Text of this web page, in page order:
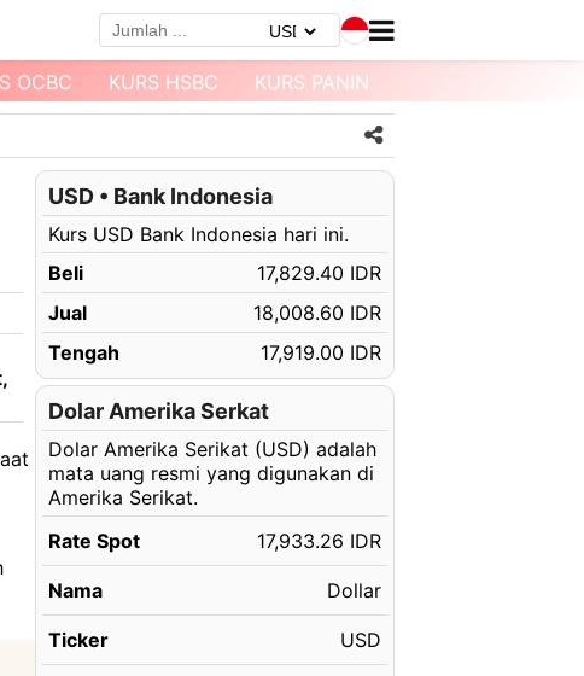
OCBC KURS HSBC KURS PANIN
USD • Bank Indonesia
Kurs USD Bank Indonesia hari ini.
Beli
17,829.40 IDR
Jual
18,008.60 IDR
Tengah
17,919.00 IDR
Dolar Amerika Serkat
Dolar Amerika Serikat (USD) adalah
mata uang resmi yang digunakan di
Amerika Serikat.
Rate Spot
17,933.26 IDR
Nama Dollar
Ticker USD